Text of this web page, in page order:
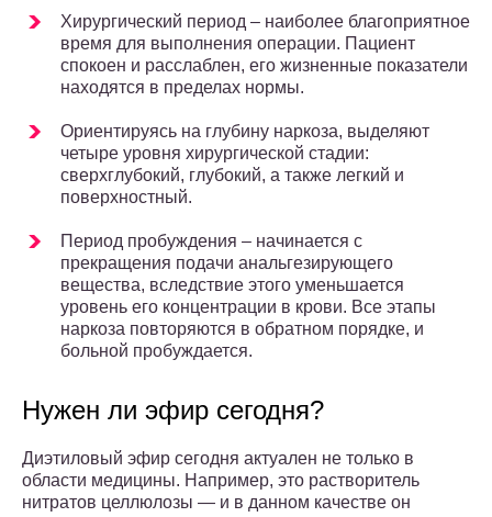
Хирургический период – наиболее благоприятное
время для выполнения операции. Пациент
спокоен и расслаблен, его жизненные показатели
находятся в пределах нормы.
Ориентируясь на глубину наркоза, выделяют
четыре уровня хирургической стадии:
сверхглубокий, глубокий, а также легкий и
поверхностный.
Период пробуждения – начинается с
прекращения подачи анальгезирующего
вещества, вследствие этого уменьшается
уровень его концентрации в крови. Все этапы
наркоза повторяются в обратном порядке, и
больной пробуждается.
Нужен ли эфир сегодня?
Диэтиловый эфир сегодня актуален не только в
области медицины. Например, это растворитель
нитратов целлюлозы — и в данном качестве он